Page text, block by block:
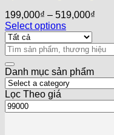
199,000₫ – 519,000₫
Select options
Search
for:
Danh mục sản phẩm
Lọc Theo giá
Min
price